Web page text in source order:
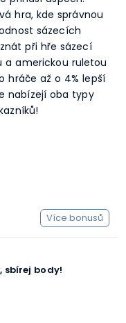
hra, kde správnou
sázecích
při hře sázecí
a americkou ruletou
hráče až o 4% lepší
nabízejí oba typy
Více bonusů
sbírej body!